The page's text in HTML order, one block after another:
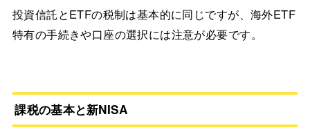
投資信託とETFの税制は基本的に同じですが、海外ETF
特有の手続きや口座の選択には注意が必要です。
課税の基本と新NISA